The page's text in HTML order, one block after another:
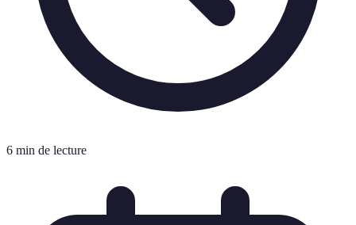
6 min de lecture